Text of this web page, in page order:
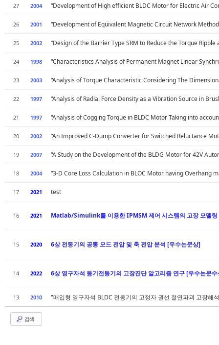
27 2004 “Development of High efficient BLDC Motor for Electric Air
26 2001 “Development of Equivalent Magnetic Circuit Network
25 2002 “Design of the Barrier Type SRM to Reduce the Torque
24 1998 “Characteristics Analysis of Permanent Magnet Linear
23 2003 “Analysis of Torque Characteristic Considering The
22 1997 “Analysis of Radial Force Density as a Vibration Source in
21 1997 “Analysis of Cogging Torque in BLDC Motor Taking into
20 2002 “An Improved C-Dump Converter for Switched Reluctance
19 2007 “A Study on the Development of the BLDG Motor for 42V
18 2004 “3-D Core Loss Calculation in BLOC Motor having Overhang
17 2021 test
16 2021 Matlab/Simulink를 이용한 IPMSM 제어 시스템의 고장 모델링
15 2020 6상 전동기의 공통 모드 전압 및 축 전압 분석 [우수논문상]
14 2022 6상 영구자석 동기전동기의 고장진단 알고리즘 연구 [우수논문
13 2010 "매입형 영구자석 BLDC 전동기의 고정자 권선 절연파괴 고장해
검색